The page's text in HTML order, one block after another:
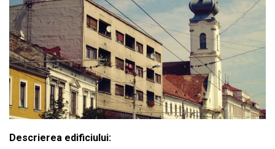
Descrierea edificiului: